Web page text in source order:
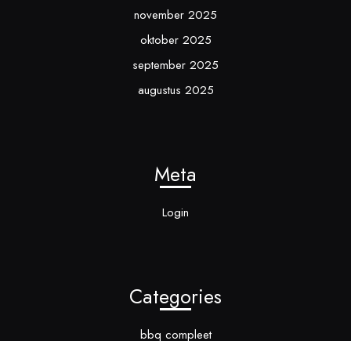
november 2025
oktober 2025
september 2025
augustus 2025
Meta
Login
Categories
bbq compleet